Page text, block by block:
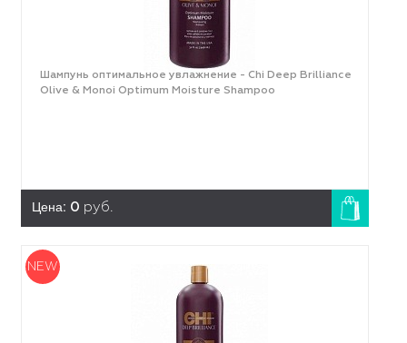
Шампунь оптимальное увлажнение - Chi Deep Brilliance
Olive & Monoi Optimum Moisture Shampoo
Цена: 0 руб.
NEW